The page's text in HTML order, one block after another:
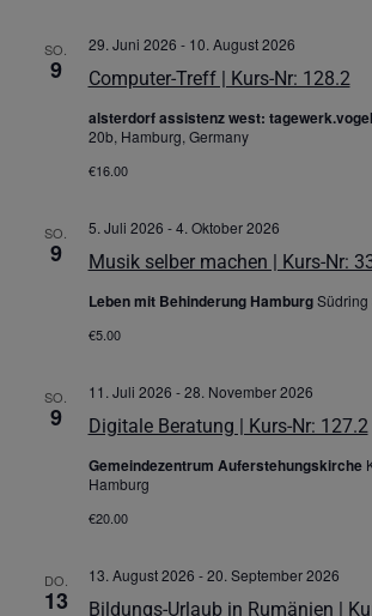
SO.
9 Computer-Treff | Kurs-Nr: 128.2
29. Juni 2026 - 10. August 2026
alsterdorf assistenz west:
20b, Hamburg, Germany
€16.00
SO.
9 Musik selber machen | Kurs-Nr:
5. Juli 2026 -4. Oktober 2026
Leben mit Behinderung HamburgSüdring
€5.00
SO.
9 Digitale Beratung | Kurs-Nr: 127.2
11. Juli 2026 -28. November 2026
Gemeindezentrum Auferstehungskirche
Hamburg
€20.00
DO.
13 Bildungs-Urlaub in Rumänien |
13. August 2026 -20. September 2026